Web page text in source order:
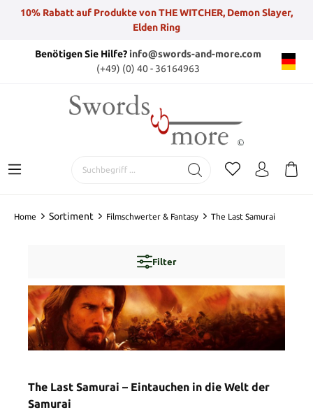
10% Rabatt auf Produkte von THE WITCHER, Demon Slayer,
Elden Ring
Benötigen Sie Hilfe?info@swords-and-more.com
(+49) (0) 40 - 36164963
Home Sortiment Filmschwerter & Fantasy The Last Samurai
Filter
The Last Samurai – Eintauchen in die Welt der
Samurai